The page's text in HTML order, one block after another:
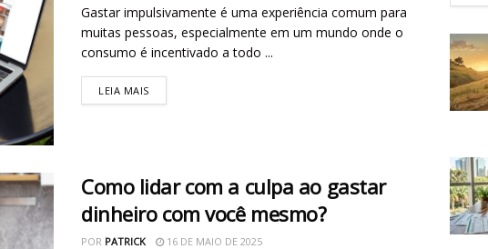
Gastar impulsivamente é uma experiência comum para
muitas pessoas, especialmente em um mundo onde o
consumo é incentivado a todo ...
LEIA MAIS
Como lidar com a culpa ao gastar
dinheiro com você mesmo?
POR PATRICK 16 DE MAIO DE 2025